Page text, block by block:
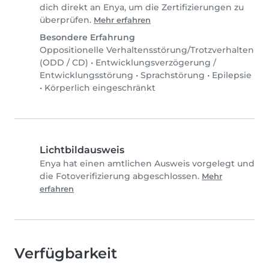
dich direkt an Enya, um die Zertifizierungen zu
überprüfen. Mehr erfahren
Besondere Erfahrung
Oppositionelle Verhaltensstörung/Trotzverhalten
(ODD / CD) • Entwicklungsverzögerung /
Entwicklungsstörung • Sprachstörung • Epilepsie
• Körperlich eingeschränkt
Lichtbildausweis
Enya hat einen amtlichen Ausweis vorgelegt und
die Fotoverifizierung abgeschlossen. Mehr
erfahren
Verfügbarkeit